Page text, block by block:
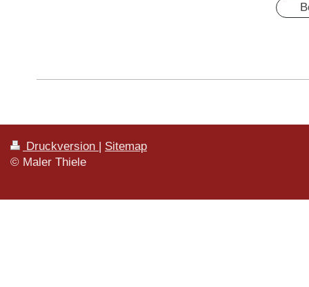
Druckversion
Sitemap
© Maler Thiele